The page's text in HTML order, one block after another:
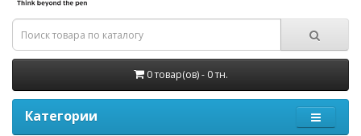
0 товар(ов) - 0 тн.
Категории